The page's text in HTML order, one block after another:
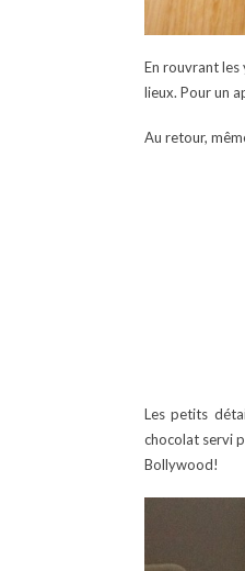
En rouvrant les
lieux. Pour un
Au retour,
Les petits
chocolat servi
Bollywood!